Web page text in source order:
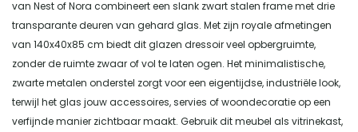
van Nest of Nora combineert een slank zwart stalen frame met drie
transparante deuren van gehard glas. Met zijn royale afmetingen
van 140x40x85 cm biedt dit glazen dressoir veel opbergruimte,
zonder de ruimte zwaar of vol te laten ogen. Het minimalistische,
zwarte metalen onderstel zorgt voor een eigentijdse, industriële look,
terwijl het glas jouw accessoires, servies of woondecoratie op een
verfijnde manier zichtbaar maakt. Gebruik dit meubel als vitrinekast,